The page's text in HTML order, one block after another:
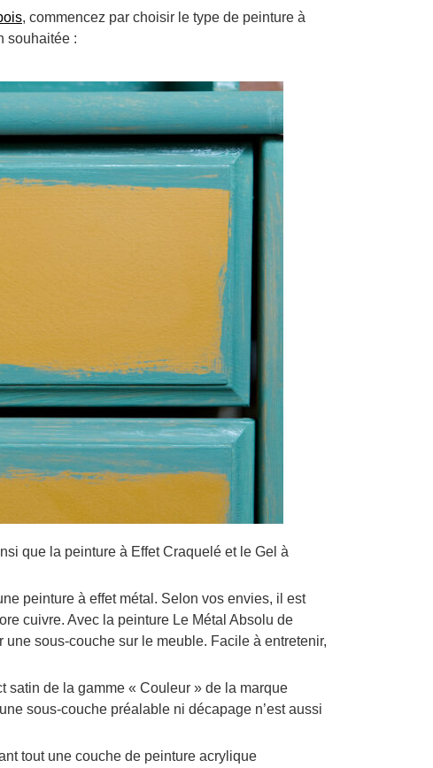
, commencez par choisir le type de peinture à
souhaitée :
que la peinture à Effet Craquelé et le Gel à
peinture à effet métal. Selon vos envies, il est
cuivre. Avec la peinture Le Métal Absolu de
une sous-couche sur le meuble. Facile à entretenir,
satin de la gamme « Couleur » de la marque
sous-couche préalable ni décapage n’est aussi
tout une couche de peinture acrylique